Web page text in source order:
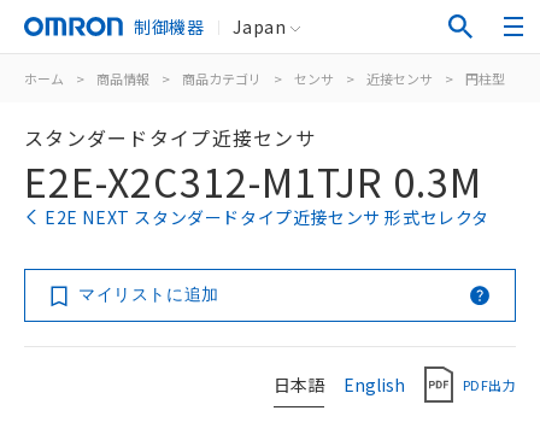
制御機器 Japan
ホーム > 商品情報 > 商品カテゴリ > センサ > 近接センサ > 円柱型
スタンダードタイプ近接センサ
E2E-X2C312-M1TJR 0.3M
E2E NEXT スタンダードタイプ近接センサ 形式セレクタ
マイリストに追加
日本語 English PDF出力